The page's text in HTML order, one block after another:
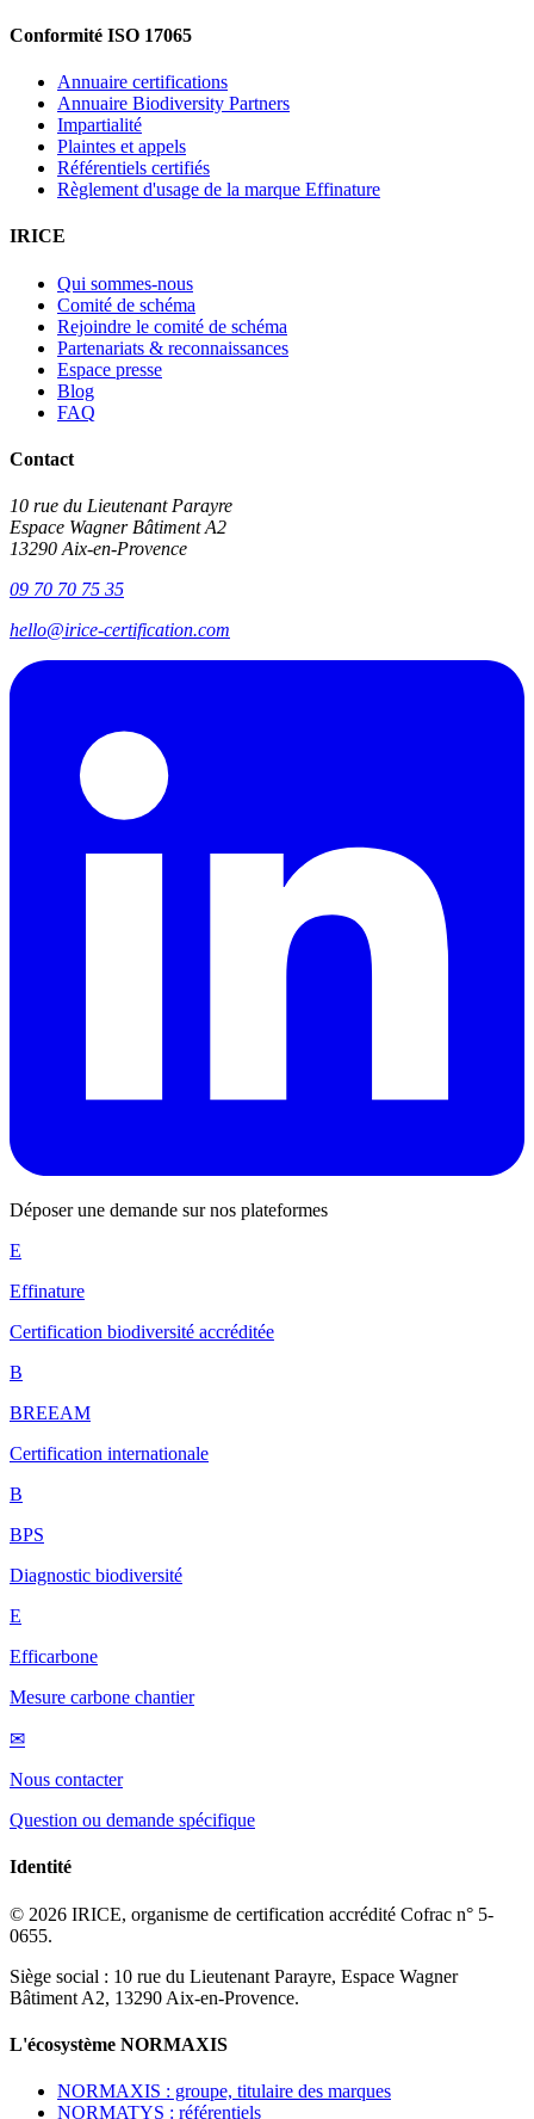
Conformité ISO 17065
Annuaire certifications
Annuaire Biodiversity Partners
Impartialité
Plaintes et appels
Référentiels certifiés
Règlement d'usage de la marque Effinature
IRICE
Qui sommes-nous
Comité de schéma
Rejoindre le comité de schéma
Partenariats & reconnaissances
Espace presse
Blog
FAQ
Contact
10 rue du Lieutenant Parayre
Espace Wagner Bâtiment A2
13290 Aix-en-Provence
09 70 70 75 35
hello@irice-certification.com
Déposer une demande sur nos plateformes
E
Effinature
Certification biodiversité accréditée
B
BREEAM
Certification internationale
B
BPS
Diagnostic biodiversité
E
Efficarbone
Mesure carbone chantier
✉
Nous contacter
Question ou demande spécifique
Identité
© 2026 IRICE, organisme de certification accrédité Cofrac n° 5-
0655.
Siège social : 10 rue du Lieutenant Parayre, Espace Wagner
Bâtiment A2, 13290 Aix-en-Provence.
L'écosystème NORMAXIS
NORMAXIS : groupe, titulaire des marques
NORMATYS : référentiels